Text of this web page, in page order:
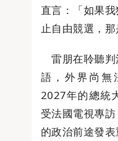
直言：「如果
止自由競選，那
雷朋在聆聽判
語，外界尚無
2027年的總統
受法國電視專
的政治前途發表